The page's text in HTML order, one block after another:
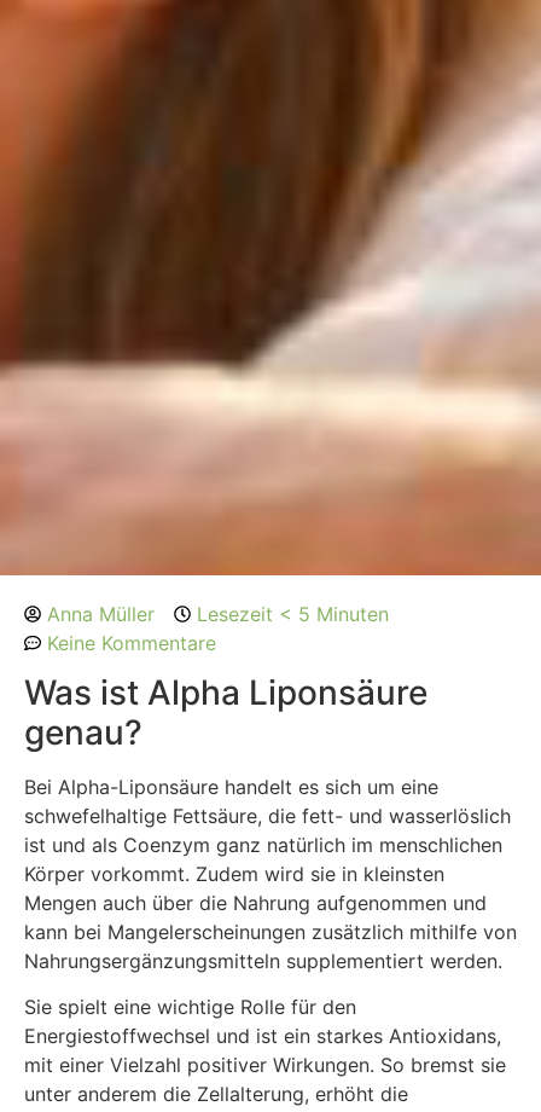
Anna Müller
Lesezeit < 5 Minuten
Keine Kommentare
Was ist Alpha Liponsäure
genau?
Bei Alpha-Liponsäure handelt es sich um eine
schwefelhaltige Fettsäure, die fett- und wasserlöslich
ist und als Coenzym ganz natürlich im menschlichen
Körper vorkommt. Zudem wird sie in kleinsten
Mengen auch über die Nahrung aufgenommen und
kann bei Mangelerscheinungen zusätzlich mithilfe von
Nahrungsergänzungsmitteln supplementiert werden.
Sie spielt eine wichtige Rolle für den
Energiestoffwechsel und ist ein starkes Antioxidans,
mit einer Vielzahl positiver Wirkungen. So bremst sie
unter anderem die Zellalterung, erhöht die